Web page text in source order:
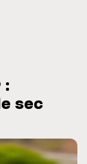
:
sec